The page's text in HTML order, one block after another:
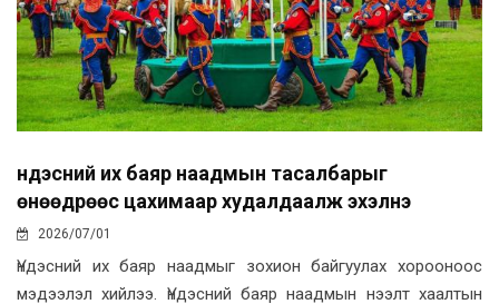
Үндэсний их баяр наадмын тасалбарыг
өнөөдрөөс цахимаар худалдаалж эхэлнэ
2026/07/01
Үндэсний их баяр наадмыг зохион байгуулах хорооноос
мэдээлэл хийлээ. Үндэсний баяр наадмын нээлт хаалтын